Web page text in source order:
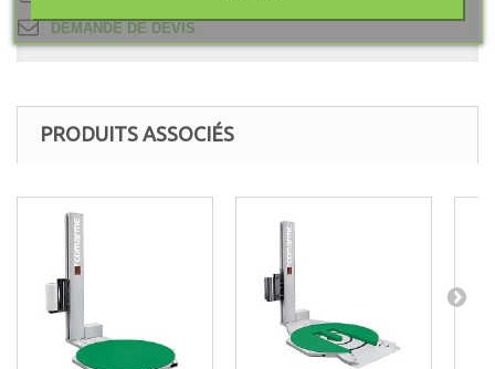
DEMANDE DE DEVIS
PRODUITS ASSOCIÉS